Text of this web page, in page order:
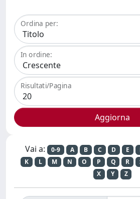
Ordina per:
In ordine:
Risultati/Pagina
Vai a: 0-9 A B C D E
K
L M N O P Q R
X
Y Z